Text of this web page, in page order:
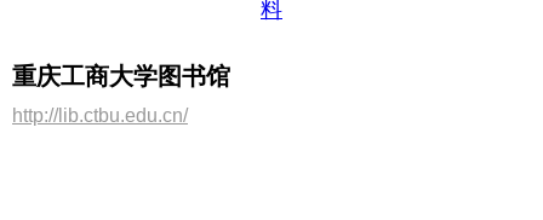
重庆工商大学图书馆
http://lib.ctbu.edu.cn/